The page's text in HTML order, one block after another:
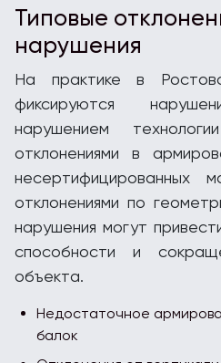
Типовые
нарушения
На практике в
фиксируются
нарушением
отклонениями в
несертифицированных
отклонениями по
нарушения могут
способности и
объекта.
Недостаточное
балок